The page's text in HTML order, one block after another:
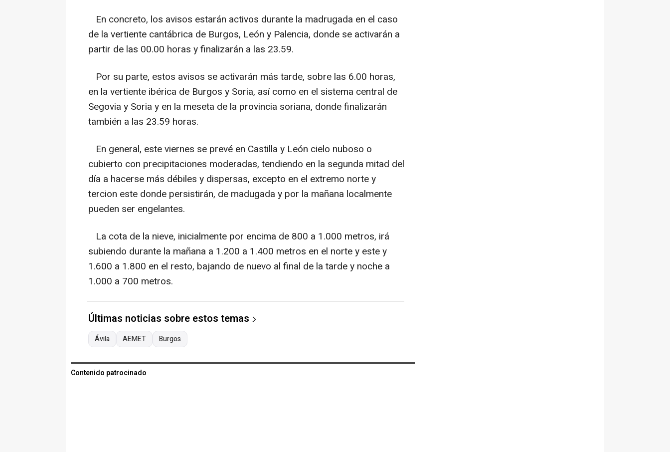
En concreto, los avisos estarán activos durante la madrugada en el caso
de la vertiente cantábrica de Burgos, León y Palencia, donde se activarán a
partir de las 00.00 horas y finalizarán a las 23.59.
Por su parte, estos avisos se activarán más tarde, sobre las 6.00 horas,
en la vertiente ibérica de Burgos y Soria, así como en el sistema central de
Segovia y Soria y en la meseta de la provincia soriana, donde finalizarán
también a las 23.59 horas.
En general, este viernes se prevé en Castilla y León cielo nuboso o
cubierto con precipitaciones moderadas, tendiendo en la segunda mitad del
día a hacerse más débiles y dispersas, excepto en el extremo norte y
tercion este donde persistirán, de madugada y por la mañana localmente
pueden ser engelantes.
La cota de la nieve, inicialmente por encima de 800 a 1.000 metros, irá
subiendo durante la mañana a 1.200 a 1.400 metros en el norte y este y
1.600 a 1.800 en el resto, bajando de nuevo al final de la tarde y noche a
1.000 a 700 metros.
Últimas noticias sobre estos temas
Ávila AEMET Burgos
Contenido patrocinado